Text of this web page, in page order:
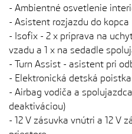
- Ambientné osvetlenie
- Asistent rozjazdu do kopca
- Isofix - 2 x príprava na
vzadu a 1 x na sedadle
- Turn Assist - asistent pri
- Elektronická detská poistka
- Airbag vodiča a
deaktiváciou)
- 12 V zásuvka vnútri a 12 V